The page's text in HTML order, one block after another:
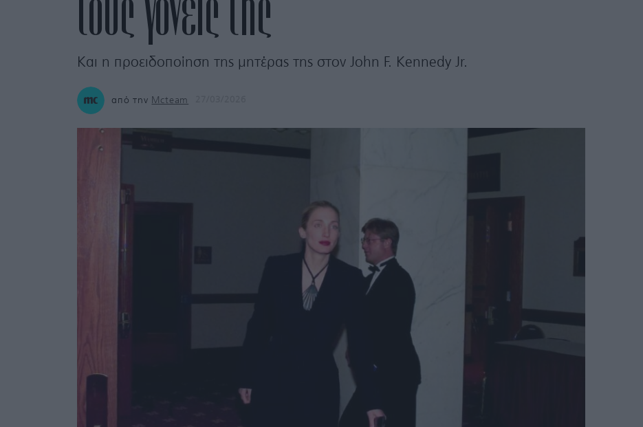
Και η προειδοποίηση της μητέρας της στον John F. Kennedy Jr.
από την Mcteam